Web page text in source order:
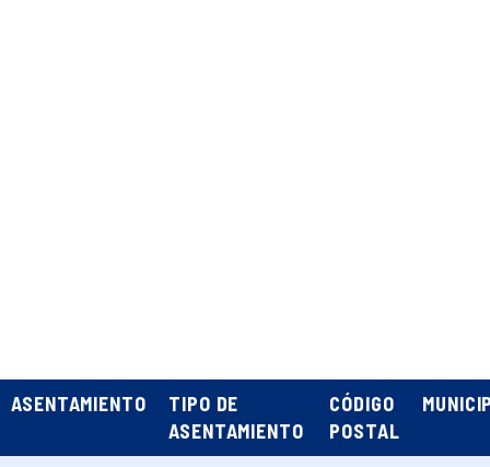
ASENTAMIENTO
TIPO DE
ASENTAMIENTO
CÓDIGO
POSTAL